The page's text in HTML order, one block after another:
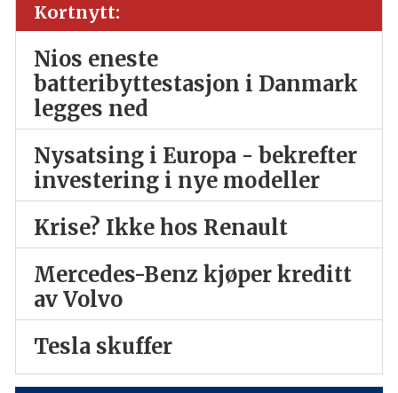
Kortnytt:
Nios eneste
batteribyttestasjon i Danmark
legges ned
Nysatsing i Europa - bekrefter
investering i nye modeller
Krise? Ikke hos Renault
Mercedes-Benz kjøper kreditt
av Volvo
Tesla skuffer